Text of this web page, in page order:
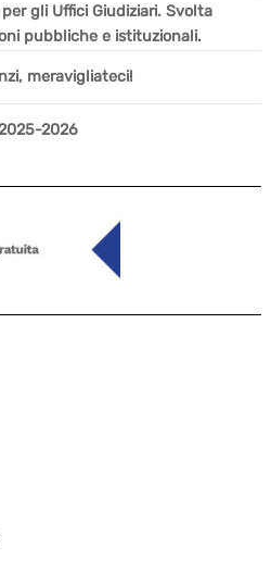
gli Uffici Giudiziari. Svolta
pubbliche e istituzionali.
meravigliateci!
2025-2026